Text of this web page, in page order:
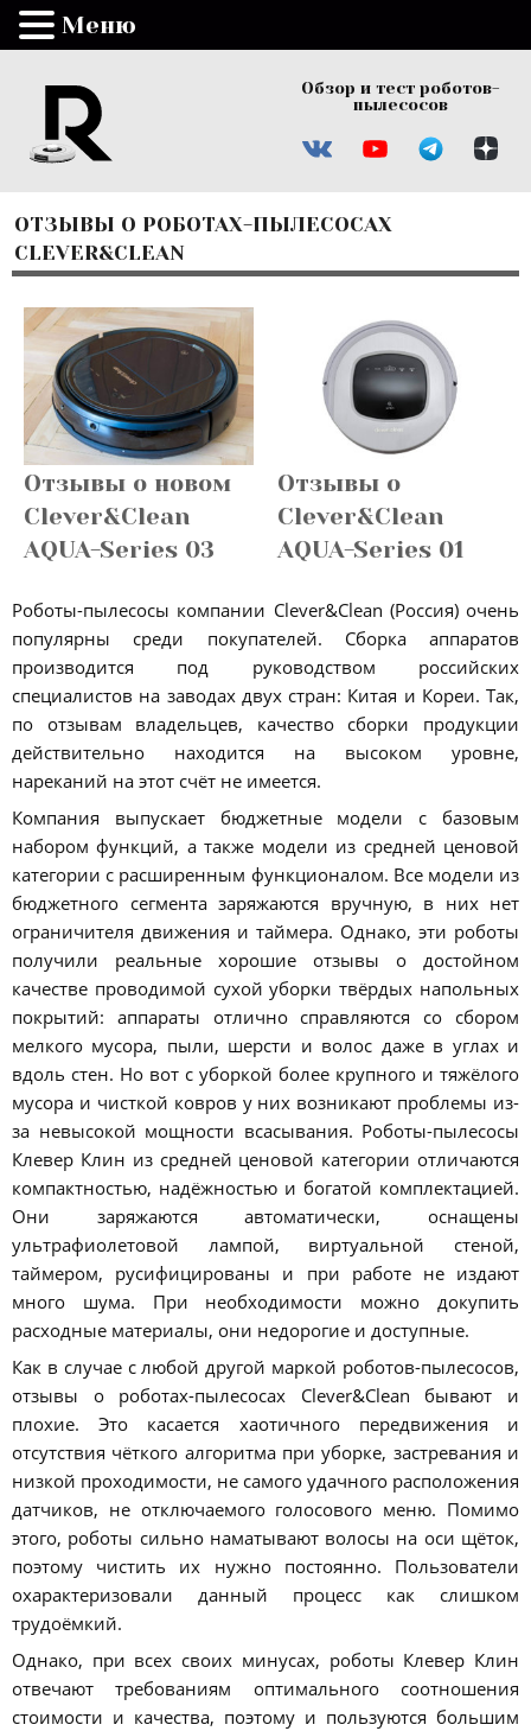
Обзор и тест роботов-
пылесосов
ОТЗЫВЫ О РОБОТАХ-ПЫЛЕСОСАХ
CLEVER&CLEAN
Отзывы о новом
Clever&Clean
AQUA-Series 03
Отзывы о
Clever&Clean
AQUA-Series 01
Роботы-пылесосы компании Clever&Clean (Россия) очень
популярны среди покупателей. Сборка аппаратов
производится под руководством российских
специалистов на заводах двух стран: Китая и Кореи. Так,
по отзывам владельцев, качество сборки продукции
действительно находится на высоком уровне,
нареканий на этот счёт не имеется.
Компания выпускает бюджетные модели с базовым
набором функций, а также модели из средней ценовой
категории с расширенным функционалом. Все модели из
бюджетного сегмента заряжаются вручную, в них нет
ограничителя движения и таймера. Однако, эти роботы
получили реальные хорошие отзывы о достойном
качестве проводимой сухой уборки твёрдых напольных
покрытий: аппараты отлично справляются со сбором
мелкого мусора, пыли, шерсти и волос даже в углах и
вдоль стен. Но вот с уборкой более крупного и тяжёлого
мусора и чисткой ковров у них возникают проблемы из-
за невысокой мощности всасывания. Роботы-пылесосы
Клевер Клин из средней ценовой категории отличаются
компактностью, надёжностью и богатой комплектацией.
Они заряжаются автоматически, оснащены
ультрафиолетовой лампой, виртуальной стеной,
таймером, русифицированы и при работе не издают
много шума. При необходимости можно докупить
расходные материалы, они недорогие и доступные.
Как в случае с любой другой маркой роботов-пылесосов,
отзывы о роботах-пылесосах Clever&Clean бывают и
плохие. Это касается хаотичного передвижения и
отсутствия чёткого алгоритма при уборке, застревания и
низкой проходимости, не самого удачного расположения
датчиков, не отключаемого голосового меню. Помимо
этого, роботы сильно наматывают волосы на оси щёток,
поэтому чистить их нужно постоянно. Пользователи
охарактеризовали данный процесс как слишком
трудоёмкий.
Однако, при всех своих минусах, роботы Клевер Клин
отвечают требованиям оптимального соотношения
стоимости и качества, поэтому и пользуются большим
Меню